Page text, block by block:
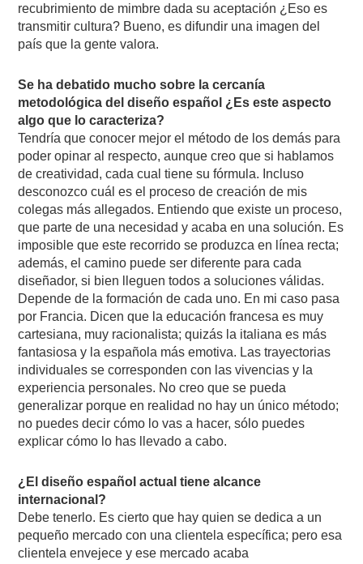
recubrimiento de mimbre dada su aceptación ¿Eso es
transmitir cultura? Bueno, es difundir una imagen del
país que la gente valora.
Se ha debatido mucho sobre la cercanía
metodológica del diseño español ¿Es este aspecto
algo que lo caracteriza?
Tendría que conocer mejor el método de los demás para
poder opinar al respecto, aunque creo que si hablamos
de creatividad, cada cual tiene su fórmula. Incluso
desconozco cuál es el proceso de creación de mis
colegas más allegados. Entiendo que existe un proceso,
que parte de una necesidad y acaba en una solución. Es
imposible que este recorrido se produzca en línea recta;
además, el camino puede ser diferente para cada
diseñador, si bien lleguen todos a soluciones válidas.
Depende de la formación de cada uno. En mi caso pasa
por Francia. Dicen que la educación francesa es muy
cartesiana, muy racionalista; quizás la italiana es más
fantasiosa y la española más emotiva. Las trayectorias
individuales se corresponden con las vivencias y la
experiencia personales. No creo que se pueda
generalizar porque en realidad no hay un único método;
no puedes decir cómo lo vas a hacer, sólo puedes
explicar cómo lo has llevado a cabo.
¿El diseño español actual tiene alcance
internacional?
Debe tenerlo. Es cierto que hay quien se dedica a un
pequeño mercado con una clientela específica; pero esa
clientela envejece y ese mercado acaba